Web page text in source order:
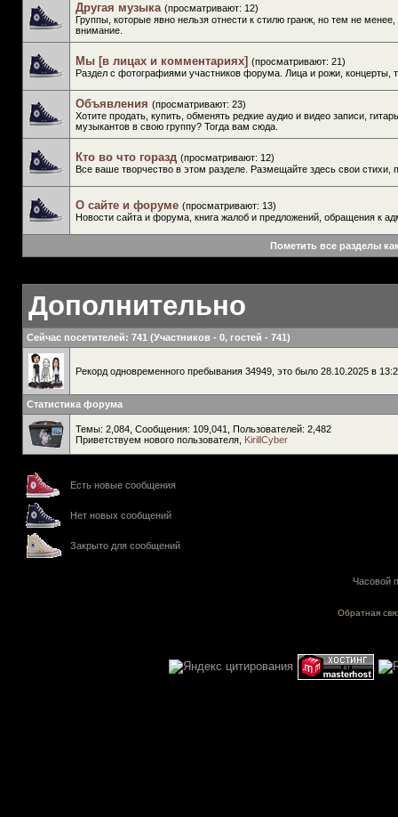
Другая музыка (просматривают: 12)
Группы, которые явно нельзя отнести к стилю гранж, но тем не менее,
внимание.
Мы [в лицах и комментариях] (просматривают: 21)
Раздел с фотографиями участников форума. Лица и рожи, концерты,
Объявления (просматривают: 23)
Хотите продать, купить, обменять редкие аудио и видео записи,
музыкантов в свою группу? Тогда вам сюда.
Кто во что горазд (просматривают: 12)
Все ваше творчество в этом разделе. Размещайте здесь свои стихи,
О сайте и форуме (просматривают: 13)
Новости сайта и форума, книга жалоб и предложений, обращения к
Пометить все разделы
Дополнительно
Сейчас посетителей: 741 (Участников - 0, гостей - 741)
Рекорд одновременного пребывания 34949, это было 28.10.2025 в
Статистика форума
Темы: 2,084, Сообщения: 109,041, Пользователей: 2,482
Приветствуем нового пользователя, KirillCyber
Есть новые сообщения
Нет новых сообщений
Закрыто для сообщений
Часовой
Обратная